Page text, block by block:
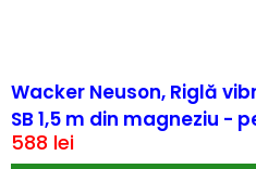
Wacker Neuson, Riglă
SB 1,5 m din magneziu -
588 lei